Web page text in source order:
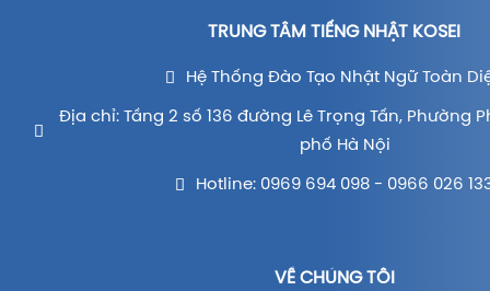
TRUNG TÂM TIẾNG NHẬT KOSEI
Hệ Thống Đào Tạo Nhật Ngữ Toàn
Địa chỉ: Tầng 2 số 136 đường Lê Trọng Tấn, Phường
phố Hà Nội
Hotline: 0969 694 098 - 0966 026
VỀ CHÚNG TÔI